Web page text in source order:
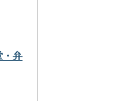
・弁